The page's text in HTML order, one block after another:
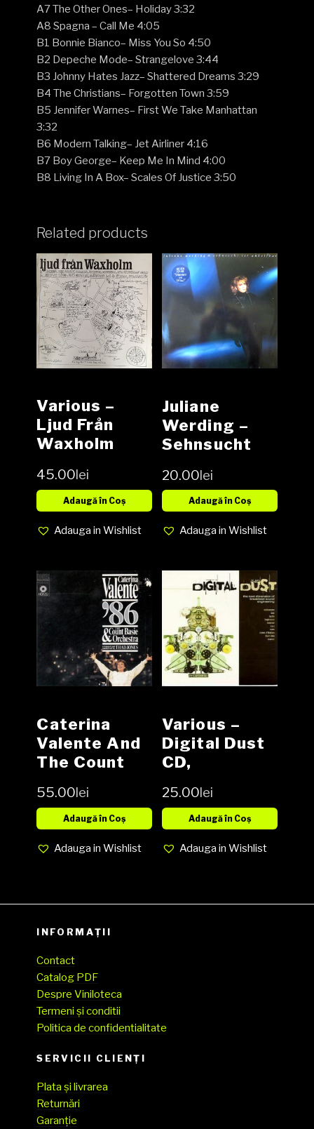
A7 The Other Ones– Holiday 3:32
A8 Spagna – Call Me 4:05
B1 Bonnie Bianco– Miss You So 4:50
B2 Depeche Mode– Strangelove 3:44
B3 Johnny Hates Jazz– Shattered Dreams 3:29
B4 The Christians– Forgotten Town 3:59
B5 Jennifer Warnes– First We Take Manhattan
3:32
B6 Modern Talking– Jet Airliner 4:16
B7 Boy George– Keep Me In Mind 4:00
B8 Living In A Box– Scales Of Justice 3:50
Related products
Various –
Ljud Från
Waxholm
Compilation,
media EX
(water
45.00lei
Adaugă în Coș
Adauga in Wishlist
Juliane
Werding –
Sehnsucht
Vinyl, LP,
Album, Media
VG+ (SH)
20.00lei
Adaugă în Coș
Adauga in Wishlist
Caterina
Valente And
The Count
Orchestra
Arranged &
By Thad
& The Count
Basie
Orchestra
media EX
cover EX
55.00lei
Adaugă în Coș
Adauga in Wishlist
Various –
Digital Dust
CD,
25.00lei
Adaugă în Coș
Adauga in Wishlist
INFORMAȚII
Contact
Catalog PDF
Despre Viniloteca
Termeni și conditii
Politica de confidentialitate
SERVICII CLIENŢI
Plata și livrarea
Returnări
Garanție